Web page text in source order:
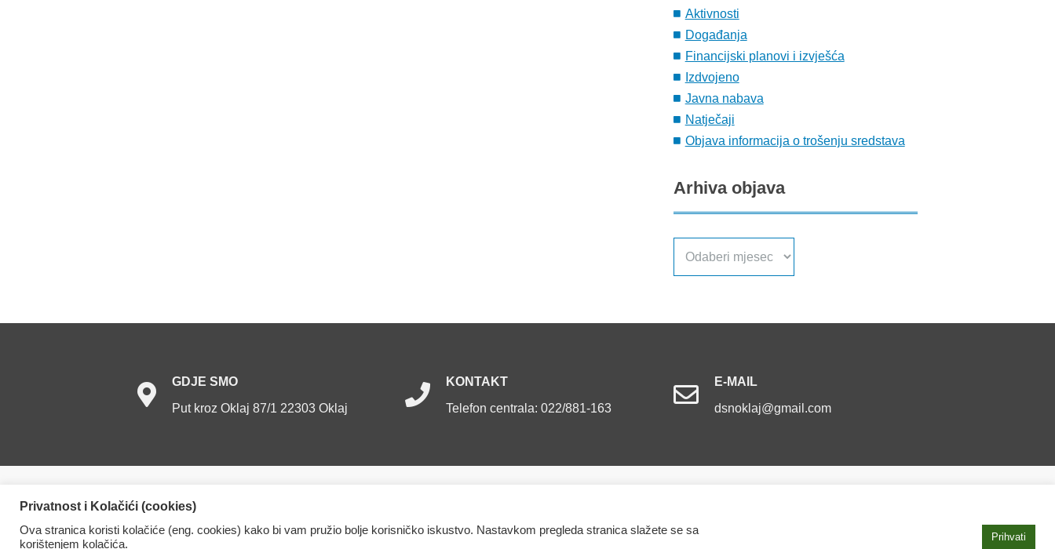
Aktivnosti
Događanja
Financijski planovi i izvješća
Izdvojeno
Javna nabava
Natječaji
Objava informacija o trošenju sredstava
Arhiva objava
GDJE SMO
Put kroz Oklaj 87/1 22303 Oklaj
KONTAKT
Telefon centrala: 022/881-163
E-MAIL
dsnoklaj@gmail.com
Dom za starije osobe Oklaj. Sva prava pridržana.
Privatnost i Kolačići (cookies)
Ova stranica koristi kolačiće (eng. cookies) kako bi vam pružio bolje korisničko iskustvo. Nastavkom pregleda stranica slažete se sa
korištenjem kolačića.
Prihvati